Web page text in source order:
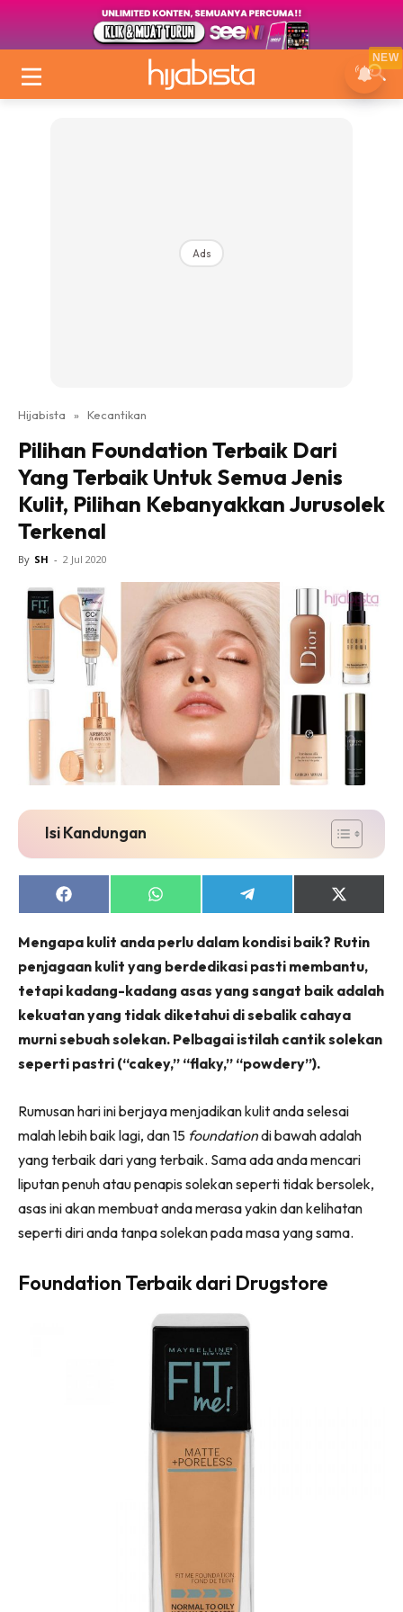
Ads
Hijabista » Kecantikan
Pilihan Foundation Terbaik Dari
Yang Terbaik Untuk Semua Jenis
Kulit, Pilihan Kebanyakkan Jurusolek
Terkenal
By SH - 2 Jul 2020
Isi Kandungan
Share
on
Share
on
Share
on
Share
on
(Twitter)
Mengapa kulit anda perlu dalam kondisi baik? Rutin
penjagaan kulit yang berdedikasi pasti membantu,
tetapi kadang-kadang asas yang sangat baik adalah
kekuatan yang tidak diketahui di sebalik cahaya
murni sebuah solekan. Pelbagai istilah cantik solekan
seperti pastri (“cakey,” “flaky,” “powdery”).
Rumusan hari ini berjaya menjadikan kulit anda selesai
malah lebih baik lagi, dan 15 foundationdi bawah adalah
yang terbaik dari yang terbaik. Sama ada anda mencari
liputan penuh atau penapis solekan seperti tidak bersolek,
asas ini akan membuat anda merasa yakin dan kelihatan
seperti diri anda tanpa solekan pada masa yang sama.
Foundation Terbaik dari Drugstore
NEW